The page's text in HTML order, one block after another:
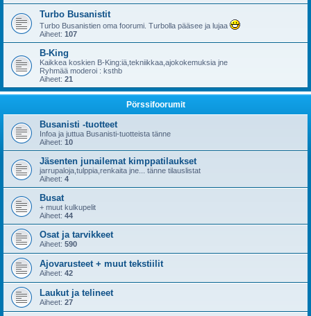
Turbo Busanistit
Turbo Busanistien oma foorumi. Turbolla pääsee ja lujaa
Aiheet: 107
B-King
Kaikkea koskien B-King:iä,tekniikkaa,ajokokemuksia jne
Ryhmää moderoi : ksthb
Aiheet: 21
Pörssifoorumit
Busanisti -tuotteet
Infoa ja juttua Busanisti-tuotteista tänne
Aiheet: 10
Jäsenten junailemat kimppatilaukset
jarrupaloja,tulppia,renkaita jne... tänne tilauslistat
Aiheet: 4
Busat
+ muut kulkupelit
Aiheet: 44
Osat ja tarvikkeet
Aiheet: 590
Ajovarusteet + muut tekstiilit
Aiheet: 42
Laukut ja telineet
Aiheet: 27